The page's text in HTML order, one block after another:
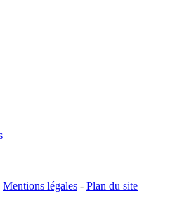
Mentions légales - Plan du site